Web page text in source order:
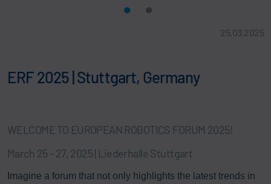
25.03.2025
ERF 2025 | Stuttgart, Germany
WELCOME TO EUROPEAN ROBOTICS FORUM 2025!
March 25 - 27, 2025 | Liederhalle Stuttgart
Imagine a forum that not only highlights the latest trends in